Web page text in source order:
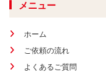
メニュー
ホーム
ご依頼の流れ
よくあるご質問